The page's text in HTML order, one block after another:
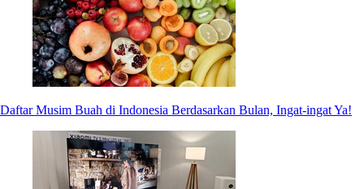
Daftar Musim Buah di Indonesia Berdasarkan Bulan, Ingat-ingat Ya!